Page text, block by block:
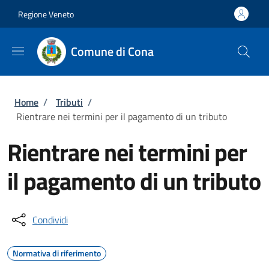
Regione Veneto
Comune di Cona
Briciole di pane
Home / Tributi /
Rientrare nei termini per il pagamento di un tributo
Rientrare nei termini per
il pagamento di un tributo
Condividi
Normativa di riferimento